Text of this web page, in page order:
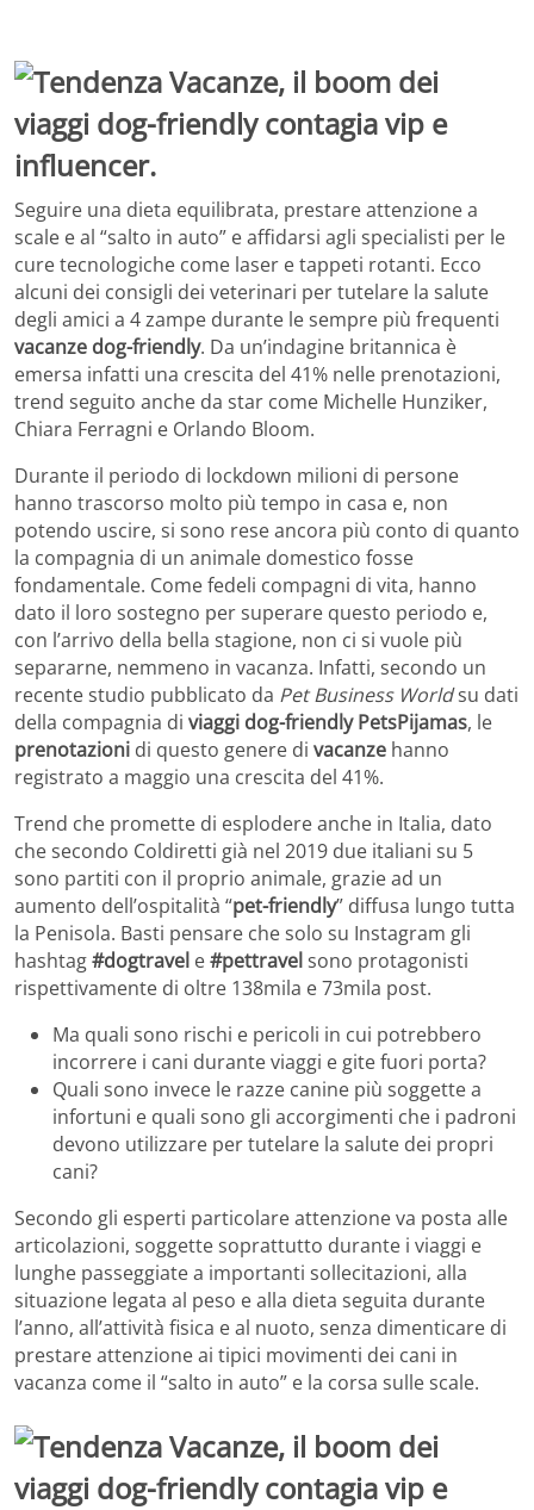
Seguire una dieta equilibrata, prestare attenzione a
scale e al “salto in auto” e affidarsi agli specialisti per le
cure tecnologiche come laser e tappeti rotanti. Ecco
alcuni dei consigli dei veterinari per tutelare la salute
degli amici a 4 zampe durante le sempre più frequenti
vacanze dog-friendly. Da un’indagine britannica è
emersa infatti una crescita del 41% nelle prenotazioni,
trend seguito anche da star come Michelle Hunziker,
Chiara Ferragni e Orlando Bloom.
Durante il periodo di lockdown milioni di persone
hanno trascorso molto più tempo in casa e, non
potendo uscire, si sono rese ancora più conto di quanto
la compagnia di un animale domestico fosse
fondamentale. Come fedeli compagni di vita, hanno
dato il loro sostegno per superare questo periodo e,
con l’arrivo della bella stagione, non ci si vuole più
separarne, nemmeno in vacanza. Infatti, secondo un
recente studio pubblicato da Pet Business Worldsu dati
della compagnia di viaggi dog-friendly PetsPijamas, le
prenotazioni di questo genere di vacanze hanno
registrato a maggio una crescita del 41%.
Trend che promette di esplodere anche in Italia, dato
che secondo Coldiretti già nel 2019 due italiani su 5
sono partiti con il proprio animale, grazie ad un
aumento dell’ospitalità “pet-friendly” diffusa lungo tutta
la Penisola. Basti pensare che solo su Instagram gli
hashtag#dogtravel e#pettravel sono protagonisti
rispettivamente di oltre 138mila e 73mila post.
Ma quali sono rischi e pericoli in cui potrebbero
incorrere i cani durante viaggi e gite fuori porta?
Quali sono invece le razze canine più soggette a
infortuni e quali sono gli accorgimenti che i padroni
devono utilizzare per tutelare la salute dei propri
cani?
Secondo gli esperti particolare attenzione va posta alle
articolazioni, soggette soprattutto durante i viaggi e
lunghe passeggiate a importanti sollecitazioni, alla
situazione legata al peso e alla dieta seguita durante
l’anno, all’attività fisica e al nuoto, senza dimenticare di
prestare attenzione ai tipici movimenti dei cani in
vacanza come il “salto in auto” e la corsa sulle scale.